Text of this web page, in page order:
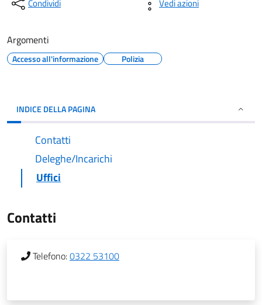
Condividi Vedi azioni
Argomenti
Accesso all'informazione Polizia
INDICE DELLA PAGINA
Contatti
Deleghe/Incarichi
Uffici
Contatti
Telefono:0322 53100